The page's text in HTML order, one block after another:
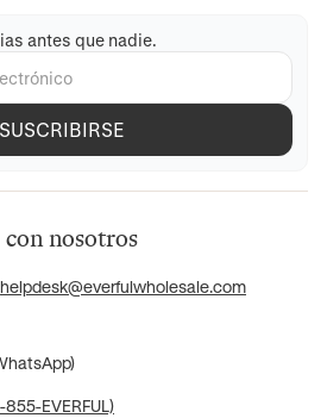
antes que nadie.
SUSCRIBIRSE
nosotros
helpdesk@everfulwholesale.com
855-EVERFUL)